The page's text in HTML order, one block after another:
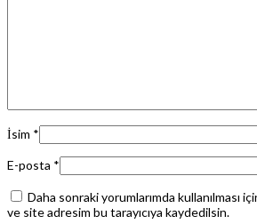
İsim *
E-posta *
Daha sonraki yorumlarımda kullanılması
ve site adresim bu tarayıcıya kaydedilsin.